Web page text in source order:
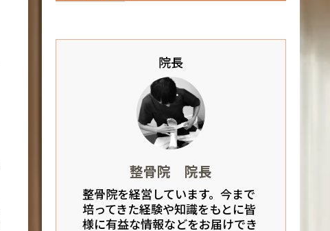
院長
整骨院 院長
整骨院を経営しています。今まで
培ってきた経験や知識をもとに皆
様に有益な情報などをお届けでき